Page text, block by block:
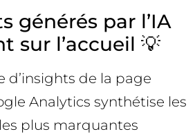
générés par l’IA
sur l’accueil 💡
d’insights de la page
Analytics synthétise les
plus marquantes